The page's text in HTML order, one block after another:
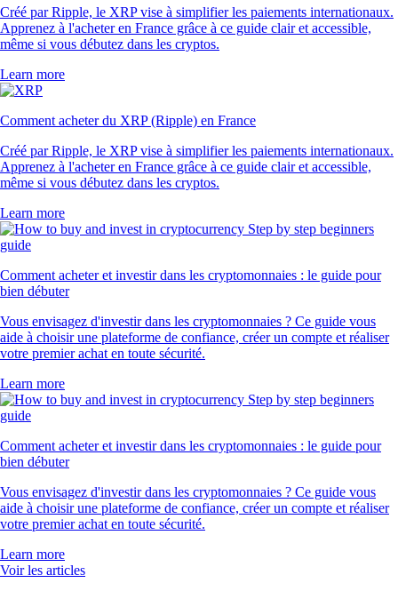
4.7
320k Reviews
4.5
660k Reviews
« Débutant en crypto, j'ai craqué après avoir vu la pub. Pour l'instant,
j'adore : l'app est claire, facile à utiliser et l'inscription a été très fluide.
»
-Utilisateur vérifié